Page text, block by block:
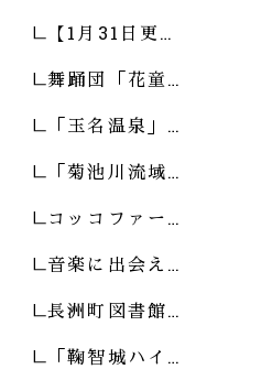
【1月31日更…
舞踊団「花童…
「玉名温泉」…
「菊池川流域…
コッコファー…
音楽に出会え…
長洲町図書館…
「鞠智城ハイ…